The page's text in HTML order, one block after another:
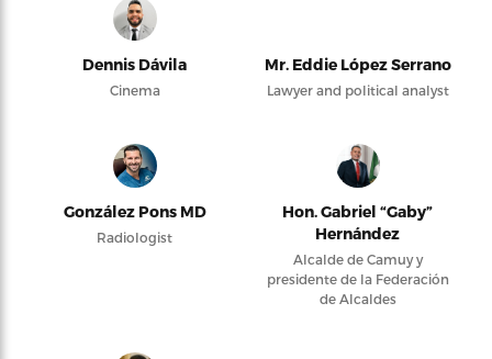
Dennis Dávila
Cinema
Mr. Eddie López Serrano
Lawyer and political analyst
González Pons MD
Radiologist
Hon. Gabriel “Gaby”
Hernández
Alcalde de Camuy y
presidente de la Federación
de Alcaldes